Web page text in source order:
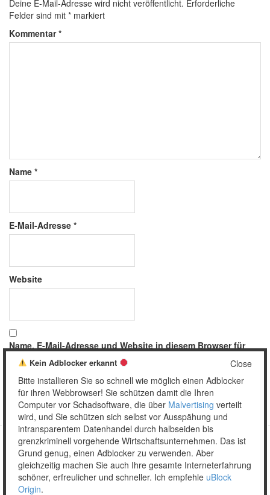
Deine E-Mail-Adresse wird nicht veröffentlicht. Erforderliche
Felder sind mit * markiert
Kommentar*
Name *
E-Mail-Adresse *
Website
Name, E-Mail-Adresse und Website in diesem Browser für
meinen nächsten Kommentar speichern.
Copyright © 2026 Unser täglich Spam.
MobileWordPress Theme by themehall.com
Close
Kein Adblocker erkannt
Bitte installieren Sie so schnell wie möglich einen Adblocker
für ihren Webbrowser! Sie schützen damit die Ihren
Computer vor Schadsoftware, die über Malvertising verteilt
wird, und Sie schützen sich selbst vor Ausspähung und
intransparentem Datenhandel durch halbseiden bis
grenzkriminell vorgehende Wirtschaftsunternehmen. Das ist
Grund genug, einen Adblocker zu verwenden. Aber
gleichzeitig machen Sie auch Ihre gesamte Interneterfahrung
schöner, erfreulicher und schneller. Ich empfehle uBlock
Origin.